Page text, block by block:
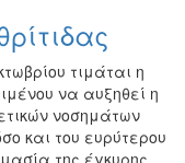
τιμάται η
να αυξηθεί η
νοσημάτων
και του ευρύτερου
της έγκυρης